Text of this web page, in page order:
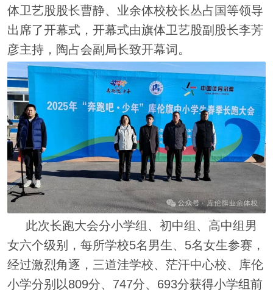
体卫艺股股长曹静、业余体校校长丛占国等领导
出席了开幕式，开幕式由旗体卫艺股副股长李芳
彦主持，陶占会副局长致开幕词。
此次长跑大会分小学组、初中组、高中组男
女六个级别，每所学校5名男生、5名女生参赛，
经过激烈角逐，三道洼学校、茫汗中心校、库伦
小学分别以809分、747分、693分获得小学组前